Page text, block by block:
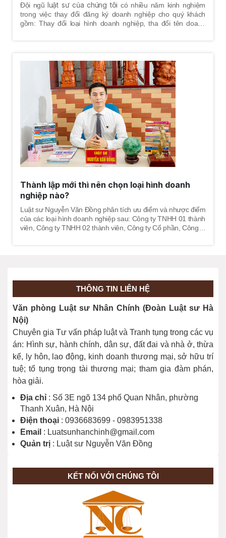
Đội ngũ luật sư của chúng tôi có nhiều năm kinh nghiệm
trong việc thay đổi đăng ký doanh nghiệp cho quý khách
gồm: Thay đổi loại hình doanh nghiệp, tha đổi tên doanh
đổi con dấu pháp nhân
Thành lập mới thì nên chọn loại hình doanh
nghiệp nào?
Luật sư Nguyễn Văn Đồng phân tích ưu điểm và nhược điểm
của các loại hình doanh nghiệp sau: Công ty TNHH 01 thành
viên, Công ty TNHH 02 thành viên, Công ty Cổ phần, Công ty
THÔNG TIN LIÊN HỆ
Văn phòng Luật sư Nhân Chính (Đoàn Luật sư Hà
Nội)
Chuyên gia Tư vấn pháp luật và Tranh tụng trong các vụ
án: Hình sự, hành chính, dân sự, đất đai và nhà ở, thừa
kế, ly hôn, lao động, kinh doanh thương mại, sở hữu trí
tuệ; tố tụng trọng tài thương mại; tham gia đàm phán,
hòa giải.
Địa chỉ : Số 3E ngõ 134 phố Quan Nhân, phường
Thanh Xuân, Hà Nội
Điện thoại : 0936683699 - 0983951338
Email : Luatsunhanchinh@gmail.com
Quản trị : Luật sư Nguyễn Văn Đồng
KẾT NỐI VỚI CHÚNG TÔI